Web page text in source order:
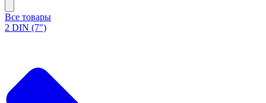
Все товары
2 DIN (7")